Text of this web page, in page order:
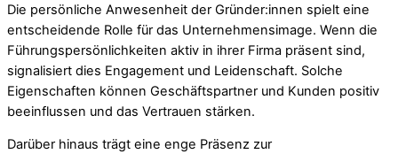
Die persönliche Anwesenheit der Gründer:innen spielt eine
entscheidende Rolle für das Unternehmensimage. Wenn die
Führungspersönlichkeiten aktiv in ihrer Firma präsent sind,
signalisiert dies Engagement und Leidenschaft. Solche
Eigenschaften können Geschäftspartner und Kunden positiv
beeinflussen und das Vertrauen stärken.
Darüber hinaus trägt eine enge Präsenz zur